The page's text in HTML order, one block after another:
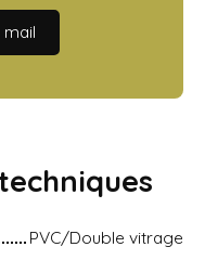
mail
PVC/Double vitrage